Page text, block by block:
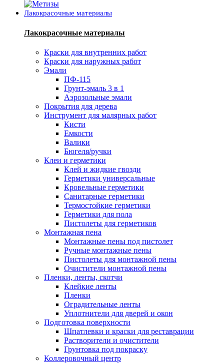
Лакокрасочные материалы
Лакокрасочные материалы
Краски для внутренних работ
Краски для наружных работ
Эмали
ПФ-115
Грунт-эмаль 3 в 1
Аэрозольные эмали
Покрытия для дерева
Инструмент для малярных работ
Кисти
Емкости
Валики
Бюгеля/ручки
Клеи и герметики
Клей и жидкие гвозди
Герметики универсальные
Кровельные герметики
Санитарные герметики
Термостойкие герметики
Герметики для пола
Пистолеты для герметиков
Монтажная пена
Монтажные пены под пистолет
Ручные монтажные пены
Пистолеты для монтажной пены
Очистители монтажной пены
Пленки, ленты, скотчи
Клейкие ленты
Пленки
Оградительные ленты
Уплотнители для дверей и окон
Подготовка поверхности
Шпатлевки и краски для реставрации
Растворители и очистители
Грунтовка под покраску
Коллеровочный центр